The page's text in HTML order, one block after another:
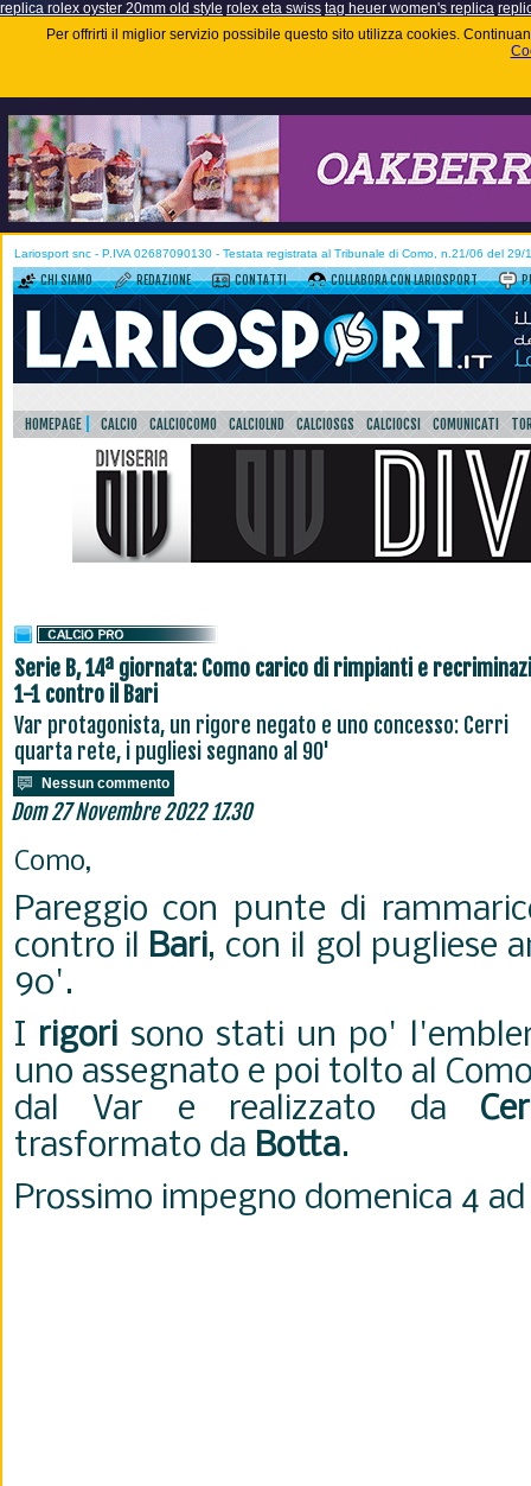
replica rolex oyster 20mm old style rolex eta swiss tag heuer women's replica
Per offrirti il miglior servizio possibile questo sito utilizza cookies.
Lariosport snc - P.IVA 02687090130 - Testata registrata al Tribunale di Como, n.21/06 del 29/
CHI SIAMO REDAZIONE CONTATTI COLLABORA CON LARIOSPORT
HOMEPAGE CALCIO CALCIOCOMO CALCIOLND CALCIOSGS CALCIOCSI COMUNICATI
Serie B, 14ª giornata: Como carico di rimpianti e
1-1 contro il Bari
Var protagonista, un rigore negato e uno concesso: Cerri
quarta rete, i pugliesi segnano al 90'
Nessun commento
Dom 27 Novembre 2022 17.30
Como,
Pareggio con punte di
contro il Bari, con il gol pugliese
90'.
I rigori sono stati un po'
uno assegnato e poi tolto al
dal Var e realizzato da
trasformato da Botta.
Prossimo impegno domenica 4